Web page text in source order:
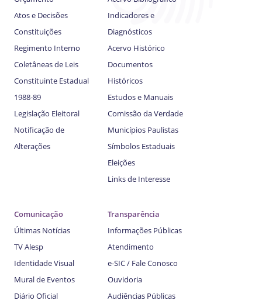
Atos e Decisões
Constituições
Regimento Interno
Coletâneas de Leis
Constituinte Estadual
1988-89
Legislação Eleitoral
Notificação de
Alterações
Indicadores e
Diagnósticos
Acervo Histórico
Documentos
Históricos
Estudos e Manuais
Comissão da Verdade
Municípios Paulistas
Símbolos Estaduais
Eleições
Links de Interesse
Comunicação
Últimas Notícias
TV Alesp
Identidade Visual
Mural de Eventos
Diário Oficial
Transparência
Informações Públicas
Atendimento
e-SIC / Fale Conosco
Ouvidoria
Audiências Públicas